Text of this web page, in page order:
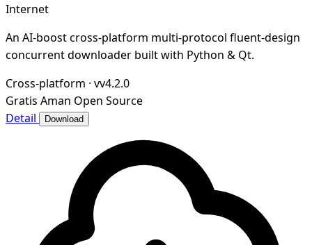
Internet
An AI-boost cross-platform multi-protocol fluent-design
concurrent downloader built with Python & Qt.
Cross-platform · vv4.2.0
Gratis Aman Open Source
Detail
Download